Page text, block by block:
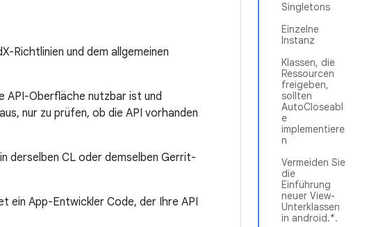
Singletons
Einzelne
Instanz
Klassen, die
Ressourcen
freigeben,
sollten
AutoCloseabl
e
implementiere
n
Vermeiden Sie
die
Einführung
neuer View-
Unterklassen
in android.*.
Richtlinien und dem allgemeinen
API-Oberfläche nutzbar ist und
nur zu prüfen, ob die API vorhanden
derselben CL oder demselben Gerrit-
ein App-Entwickler Code, der Ihre API